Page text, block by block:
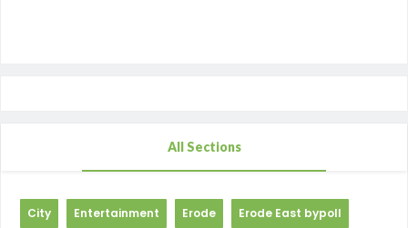
All Sections
City Entertainment Erode Erode East bypoll